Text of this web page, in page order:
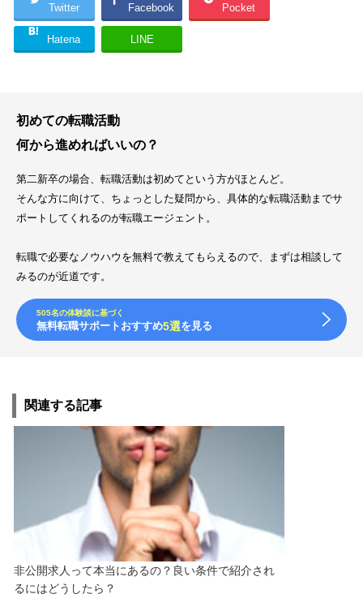
Twitter Facebook Pocket
Hatena LINE
初めての転職活動
何から進めればいいの？
第二新卒の場合、転職活動は初めてという方がほとんど。
そんな方に向けて、ちょっとした疑問から、具体的な転職活動までサ
ポートしてくれるのが転職エージェント。
転職で必要なノウハウを無料で教えてもらえるので、まずは相談して
みるのが近道です。
505名の体験談に基づく
無料転職サポートおすすめ5選を見る
関連する記事
非公開求人って本当にあるの？良い条件で紹介され
るにはどうしたら？